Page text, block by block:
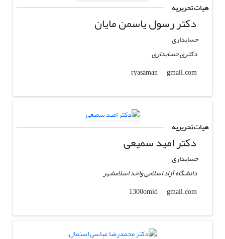
هیات تحریریه
دکتر رسول یاسمن مایان
حسابداری
دکتری حسابداری
ryasaman
gmail.com
هیات تحریریه
دکتر امید سمیعی
حسابداری
دانشگاه آزاد اسلامی واحد اسلامشهر
1300omid
gmail.com